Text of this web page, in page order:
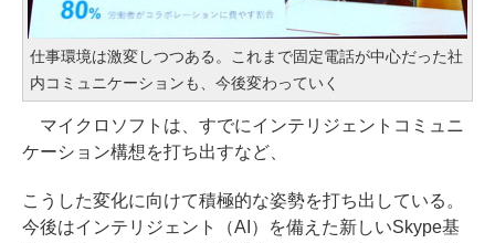
仕事環境は激変しつつある。これまで固定電話が中心だった社
内コミュニケーションも、今後変わっていく
マイクロソフトは、すでにインテリジェントコミュニ
ケーション構想を打ち出すなど、
こうした変化に向けて積極的な姿勢を打ち出している。
今後はインテリジェント（AI）を備えた新しいSkype基